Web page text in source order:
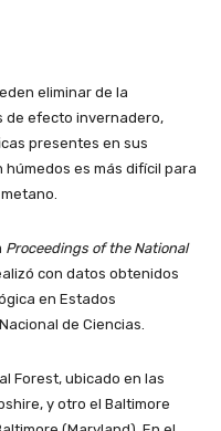
eliminar de la
de efecto invernadero,
presentes en sus
es más difícil para
Proceedings of the National
con datos obtenidos
en Estados
de Ciencias.
Forest, ubicado en las
y otro el Baltimore